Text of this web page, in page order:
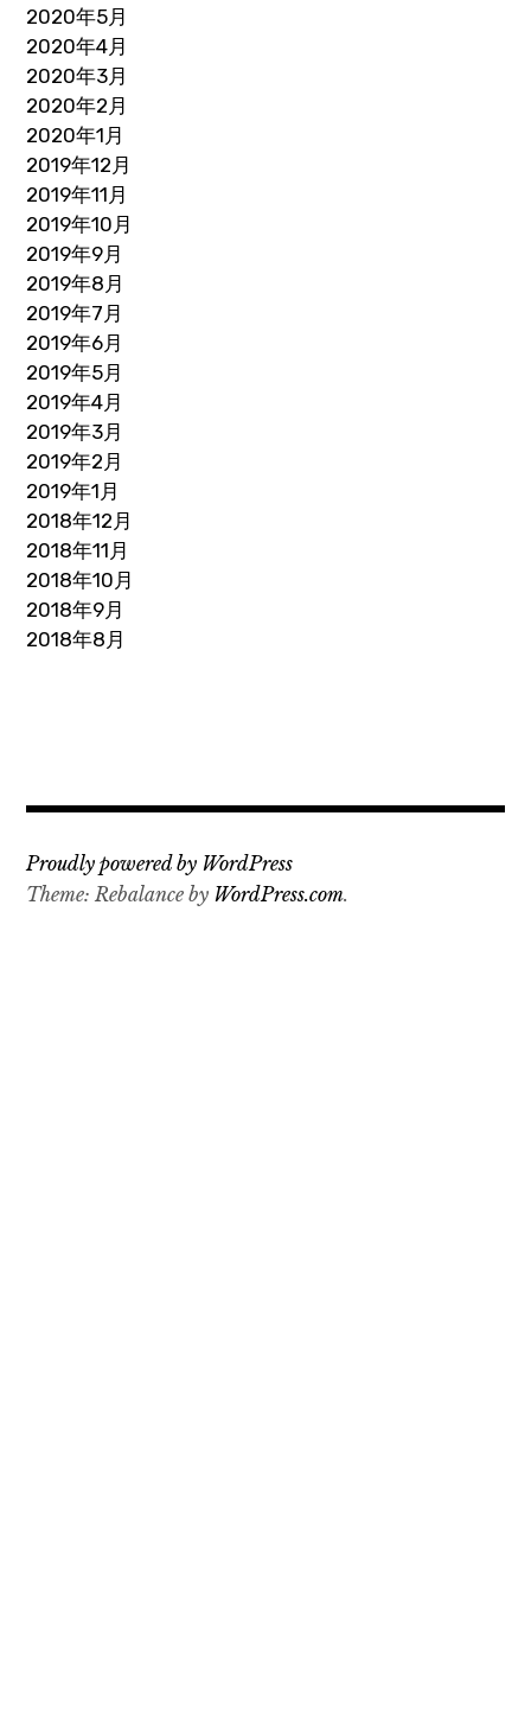
2020年5月
2020年4月
2020年3月
2020年2月
2020年1月
2019年12月
2019年11月
2019年10月
2019年9月
2019年8月
2019年7月
2019年6月
2019年5月
2019年4月
2019年3月
2019年2月
2019年1月
2018年12月
2018年11月
2018年10月
2018年9月
2018年8月
Proudly powered by WordPress
Theme: Rebalance by WordPress.com.